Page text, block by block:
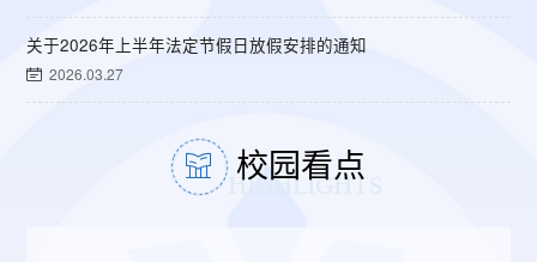
关于2026年上半年法定节假日放假安排的通知
2026.03.27
校园看点